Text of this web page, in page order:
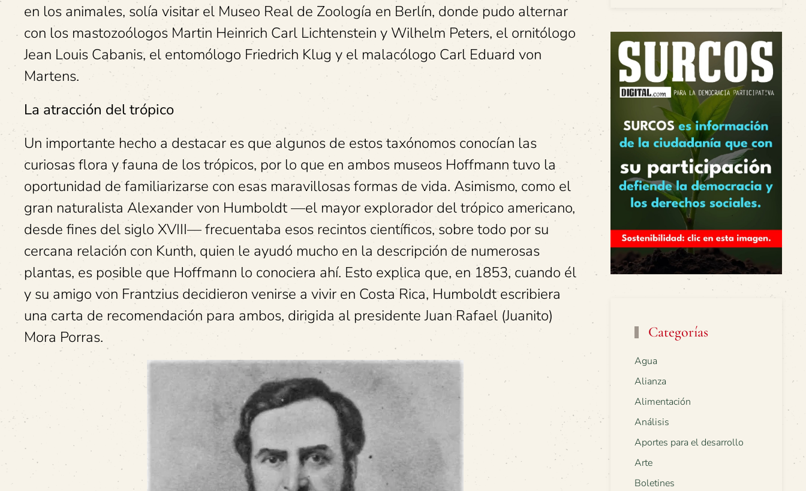
en los animales, solía visitar el Museo Real de Zoología en Berlín, donde pudo alternar
con los mastozoólogos Martin Heinrich Carl Lichtenstein y Wilhelm Peters, el ornitólogo
Jean Louis Cabanis, el entomólogo Friedrich Klug y el malacólogo Carl Eduard von
Martens.
La atracción del trópico
Un importante hecho a destacar es que algunos de estos taxónomos conocían las
curiosas flora y fauna de los trópicos, por lo que en ambos museos Hoffmann tuvo la
oportunidad de familiarizarse con esas maravillosas formas de vida. Asimismo, como el
gran naturalista Alexander von Humboldt —el mayor explorador del trópico americano,
desde fines del siglo XVIII— frecuentaba esos recintos científicos, sobre todo por su
cercana relación con Kunth, quien le ayudó mucho en la descripción de numerosas
plantas, es posible que Hoffmann lo conociera ahí. Esto explica que, en 1853, cuando él
y su amigo von Frantzius decidieron venirse a vivir en Costa Rica, Humboldt escribiera
una carta de recomendación para ambos, dirigida al presidente Juan Rafael (Juanito)
Mora Porras.
Categorías
Agua
Alianza
Alimentación
Análisis
Aportes para el desarrollo
Arte
Boletines